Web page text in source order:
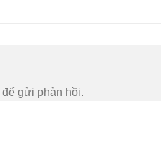
để gửi phản hồi.